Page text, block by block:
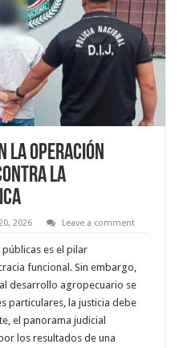
la Operación
la
2026 Leave a comment
es el pilar
funcional. Sin embargo,
desarrollo agropecuario se
particulares, la justicia debe
el panorama judicial
los resultados de una